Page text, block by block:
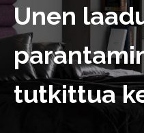
Unen
tutkittua